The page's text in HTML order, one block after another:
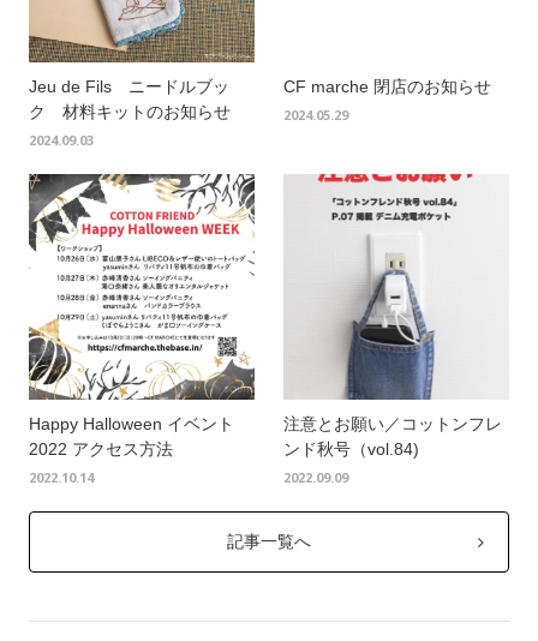
Jeu de Fils ニードルブッ
ク 材料キットのお知らせ
2024.09.03
CF marche 閉店のお知らせ
2024.05.29
Happy Halloween イベント
2022 アクセス方法
2022.10.14
注意とお願い／コットンフレ
ンド秋号（vol.84)
2022.09.09
記事一覧へ